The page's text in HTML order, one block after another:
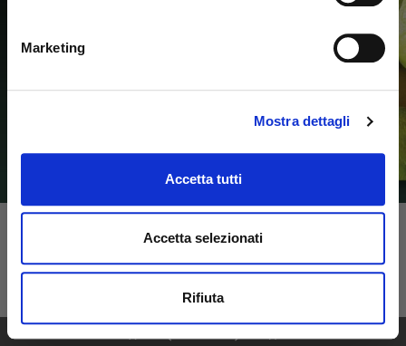
Marketing
Mostra dettagli
Accetta tutti
Accetta selezionati
Rifiuta